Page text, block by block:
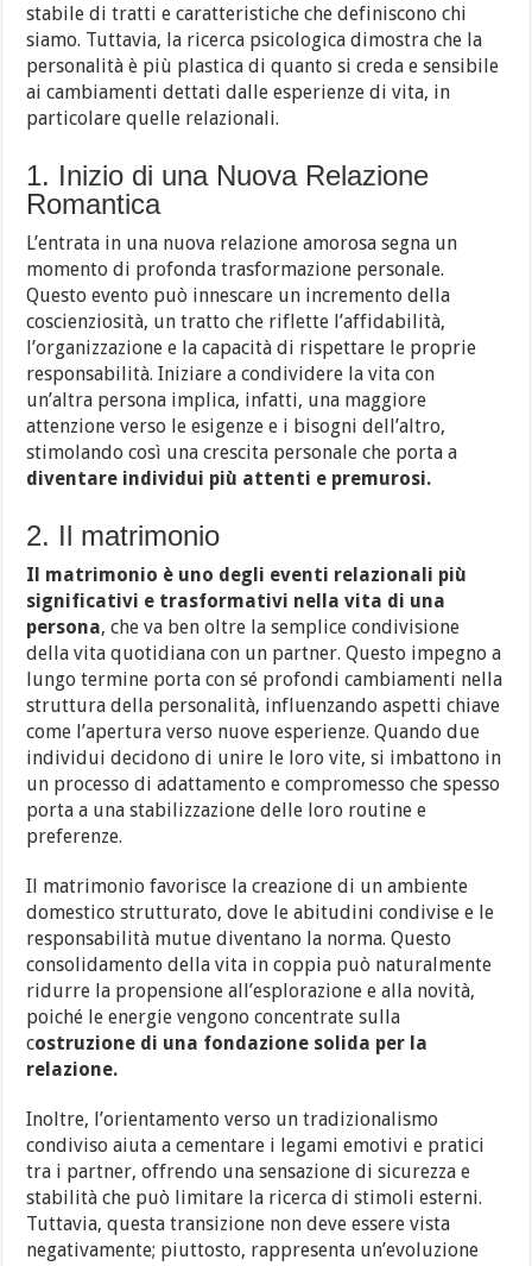
stabile di tratti e caratteristiche che definiscono chi
siamo. Tuttavia, la ricerca psicologica dimostra che la
personalità è più plastica di quanto si creda e sensibile
ai cambiamenti dettati dalle esperienze di vita, in
particolare quelle relazionali.
1. Inizio di una Nuova Relazione
Romantica
L’entrata in una nuova relazione amorosa segna un
momento di profonda trasformazione personale.
Questo evento può innescare un incremento della
coscienziosità, un tratto che riflette l’affidabilità,
l’organizzazione e la capacità di rispettare le proprie
responsabilità. Iniziare a condividere la vita con
un’altra persona implica, infatti, una maggiore
attenzione verso le esigenze e i bisogni dell’altro,
stimolando così una crescita personale che porta a
diventare individui più attenti e premurosi.
2. Il matrimonio
Il matrimonio è uno degli eventi relazionali più
significativi e trasformativi nella vita di una
persona, che va ben oltre la semplice condivisione
della vita quotidiana con un partner. Questo impegno a
lungo termine porta con sé profondi cambiamenti nella
struttura della personalità, influenzando aspetti chiave
come l’apertura verso nuove esperienze. Quando due
individui decidono di unire le loro vite, si imbattono in
un processo di adattamento e compromesso che spesso
porta a una stabilizzazione delle loro routine e
preferenze.
Il matrimonio favorisce la creazione di un ambiente
domestico strutturato, dove le abitudini condivise e le
responsabilità mutue diventano la norma. Questo
consolidamento della vita in coppia può naturalmente
ridurre la propensione all’esplorazione e alla novità,
poiché le energie vengono concentrate sulla
costruzione di una fondazione solida per la
relazione.
Inoltre, l’orientamento verso un tradizionalismo
condiviso aiuta a cementare i legami emotivi e pratici
tra i partner, offrendo una sensazione di sicurezza e
stabilità che può limitare la ricerca di stimoli esterni.
Tuttavia, questa transizione non deve essere vista
negativamente; piuttosto, rappresenta un’evoluzione